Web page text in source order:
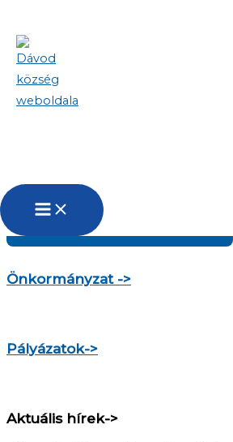
Köszöntjük Dávod
Településről bővebben
Önkormányzat ->
Pályázatok->
Aktuális hírek->